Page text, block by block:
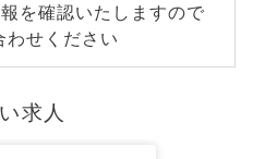
を確認いたしますので
わせください
求人